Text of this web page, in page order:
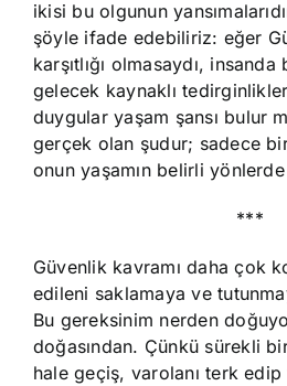
ikisi bu olgunun
şöyle ifade edebiliriz: eğer
karşıtlığı olmasaydı,
gelecek kaynaklı
duygular yaşam şansı bulur
gerçek olan şudur; sadece
onun yaşamın belirli
***
Güvenlik kavramı daha çok
edileni saklamaya ve
Bu gereksinim nerden
doğasından. Çünkü sürekli
hale geçiş, varolanı terk edip